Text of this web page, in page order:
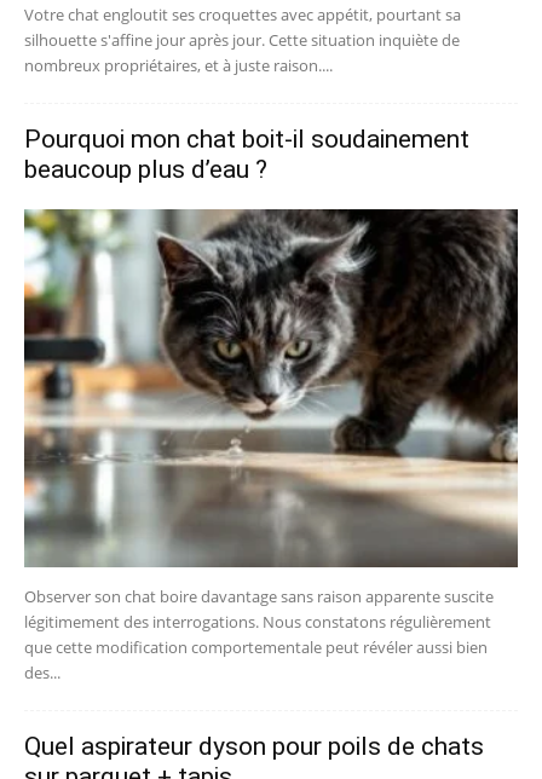
Votre chat engloutit ses croquettes avec appétit, pourtant sa
silhouette s'affine jour après jour. Cette situation inquiète de
nombreux propriétaires, et à juste raison....
Pourquoi mon chat boit-il soudainement
beaucoup plus d’eau ?
Observer son chat boire davantage sans raison apparente suscite
légitimement des interrogations. Nous constatons régulièrement
que cette modification comportementale peut révéler aussi bien
des...
Quel aspirateur dyson pour poils de chats